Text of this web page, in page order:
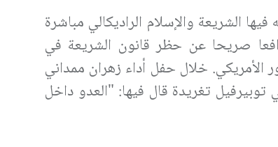
الشريعة والإسلام الراديكالي مباشرة
صريحا عن حظر قانون الشريعة في
الأمريكي. خلال حفل أداء زهران ممداني
توبيرفيل تغريدة قال فيها: "العدو داخل